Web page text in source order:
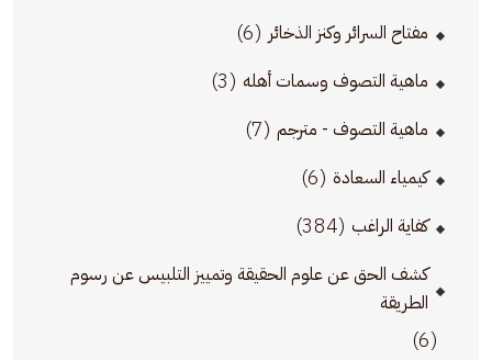
مفتاح السرائر وكنز الذخائر (6)
ماهية التصوف وسمات أهله (3)
ماهية التصوف - مترجم (7)
كيمياء السعادة (6)
كفاية الراغب (384)
كشف الحق عن علوم الحقيقة وتمييز التلبيس عن رسوم
الطريقة
(6)